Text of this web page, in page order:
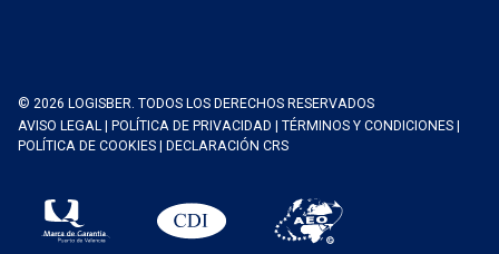
© 2026 LOGISBER. TODOS LOS DERECHOS RESERVADOS
AVISO LEGAL | POLÍTICA DE PRIVACIDAD | TÉRMINOS Y CONDICIONES |
POLÍTICA DE COOKIES | DECLARACIÓN CRS